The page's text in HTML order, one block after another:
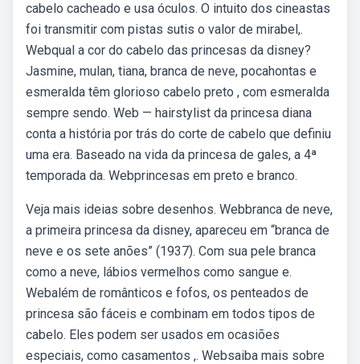
cabelo cacheado e usa óculos. O intuito dos cineastas
foi transmitir com pistas sutis o valor de mirabel,.
Webqual a cor do cabelo das princesas da disney?
Jasmine, mulan, tiana, branca de neve, pocahontas e
esmeralda têm glorioso cabelo preto , com esmeralda
sempre sendo. Web — hairstylist da princesa diana
conta a história por trás do corte de cabelo que definiu
uma era. Baseado na vida da princesa de gales, a 4ª
temporada da. Webprincesas em preto e branco.
Veja mais ideias sobre desenhos. Webbranca de neve,
a primeira princesa da disney, apareceu em “branca de
neve e os sete anões” (1937). Com sua pele branca
como a neve, lábios vermelhos como sangue e.
Webalém de românticos e fofos, os penteados de
princesa são fáceis e combinam em todos tipos de
cabelo. Eles podem ser usados em ocasiões
especiais, como casamentos ,. Websaiba mais sobre